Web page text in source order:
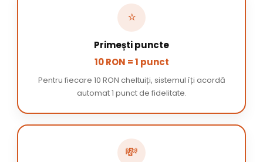
⭐
Primești puncte
10 RON = 1 punct
Pentru fiecare 10 RON cheltuiți, sistemul îți acordă
automat 1 punct de fidelitate.
💸